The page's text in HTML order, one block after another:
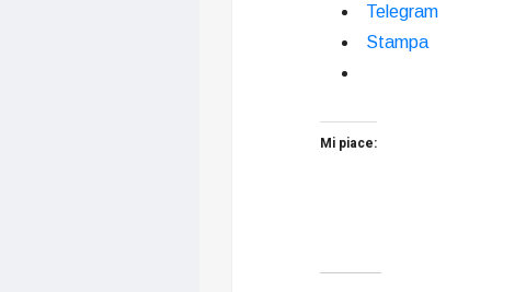
Telegram
Stampa
Mi piace: